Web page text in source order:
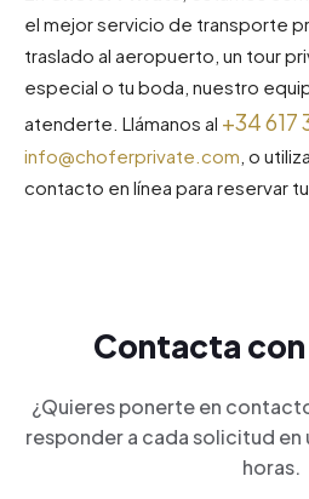
el mejor servicio de transporte
traslado al aeropuerto, un tour
especial o tu boda, nuestro
atenderte. Llámanos al +34 617
info@choferprivate.com , o
contacto en línea para reservar
Contacta
¿Quieres ponerte en
responder a cada solicitud en
horas.